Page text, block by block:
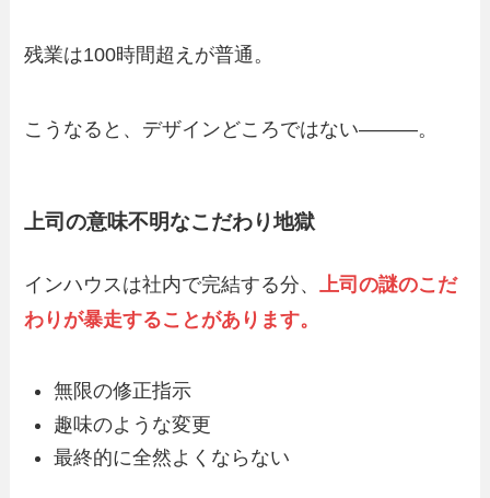
残業は100時間超えが普通。
こうなると、デザインどころではない―――。
上司の意味不明なこだわり地獄
インハウスは社内で完結する分、上司の謎のこだ
わりが暴走することがあります。
無限の修正指示
趣味のような変更
最終的に全然よくならない